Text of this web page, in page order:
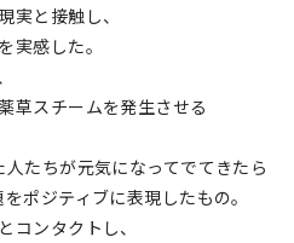
実と接触し、
実感した。
草スチームを発生させる
たちが元気になってでてきたら
ポジティブに表現したもの。
コンタクトし、